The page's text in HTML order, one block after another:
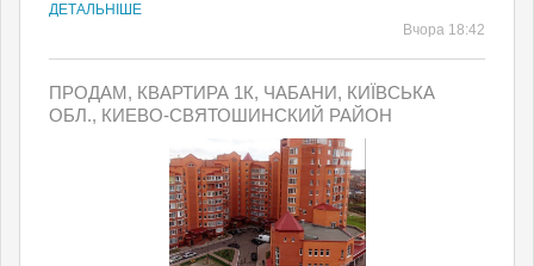
ДЕТАЛЬНІШЕ
Вчора 18:42
ПРОДАМ, КВАРТИРА 1К, ЧАБАНИ, КИЇВСЬКА
ОБЛ., КИЕВО-СВЯТОШИНСКИЙ РАЙОН